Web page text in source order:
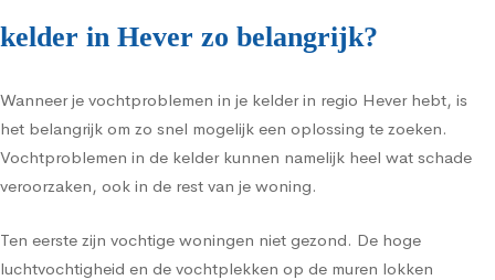
kelder in Hever zo belangrijk?
Wanneer je vochtproblemen in je kelder in regio Hever hebt, is
het belangrijk om zo snel mogelijk een oplossing te zoeken.
Vochtproblemen in de kelder kunnen namelijk heel wat schade
veroorzaken, ook in de rest van je woning.
Ten eerste zijn vochtige woningen niet gezond. De hoge
luchtvochtigheid en de vochtplekken op de muren lokken